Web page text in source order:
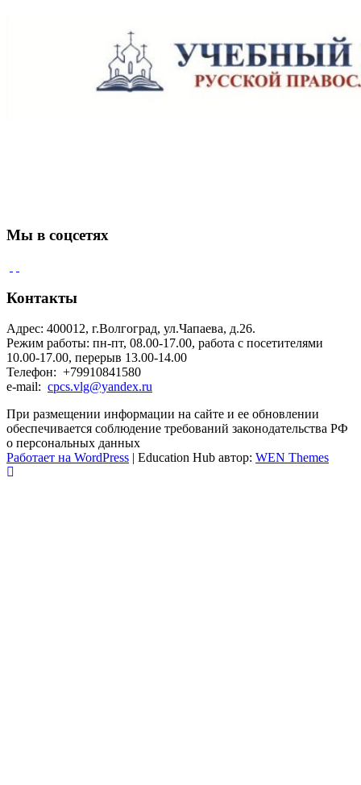
Мы в соцсетях
Контакты
Адрес: 400012, г.Волгоград, ул.Чапаева, д.26.
Режим работы: пн-пт, 08.00-17.00, работа с посетителями
10.00-17.00, перерыв 13.00-14.00
Телефон: +79910841580
e-mail: cpcs.vlg@yandex.ru
При размещении информации на сайте и ее обновлении
обеспечивается соблюдение требований законодательства РФ
о персональных данных
Работает на WordPress | Education Hub автор: WEN Themes